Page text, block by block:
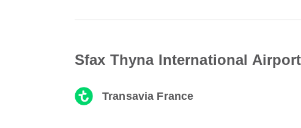
Sfax Thyna International Airport में
Transavia France